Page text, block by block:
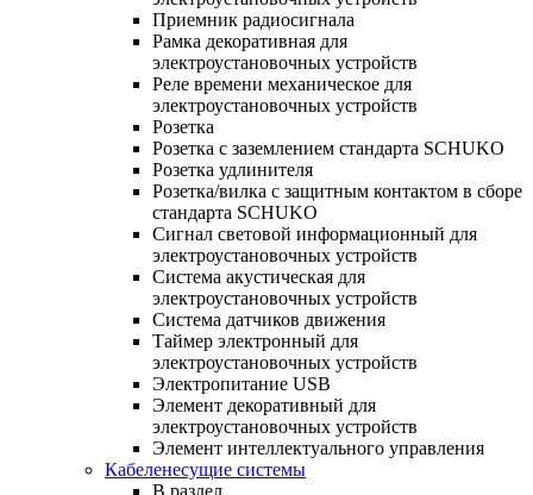
Приемник радиосигнала
Рамка декоративная для
электроустановочных устройств
Реле времени механическое для
электроустановочных устройств
Розетка
Розетка с заземлением стандарта SCHUKO
Розетка удлинителя
Розетка/вилка с защитным контактом в сборе
стандарта SCHUKO
Сигнал световой информационный для
электроустановочных устройств
Система акустическая для
электроустановочных устройств
Система датчиков движения
Таймер электронный для
электроустановочных устройств
Электропитание USB
Элемент декоративный для
электроустановочных устройств
Элемент интеллектуального управления
Кабеленесущие системы
В раздел